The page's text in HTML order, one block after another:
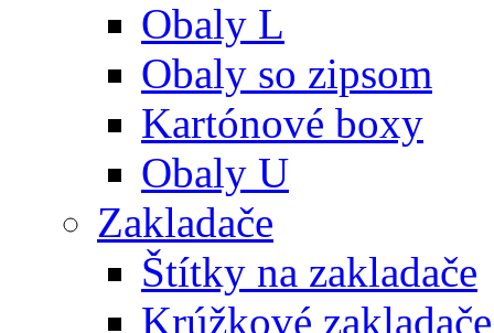
Obaly L
Obaly so zipsom
Kartónové boxy
Obaly U
Zakladače
Štítky na zakladače
Krúžkové zakladače